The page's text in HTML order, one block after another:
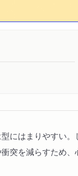
にはまりやすい
突を減らすため、